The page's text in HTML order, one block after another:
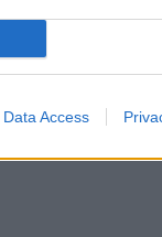
Data Access